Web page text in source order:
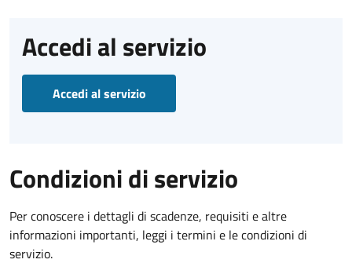
Accedi al servizio
Accedi al servizio
Condizioni di servizio
Per conoscere i dettagli di scadenze, requisiti e altre
informazioni importanti, leggi i termini e le condizioni di
servizio.